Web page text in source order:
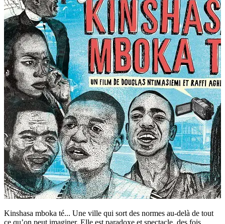
Kinshasa mboka té... Une ville qui sort des normes au-delà de tout